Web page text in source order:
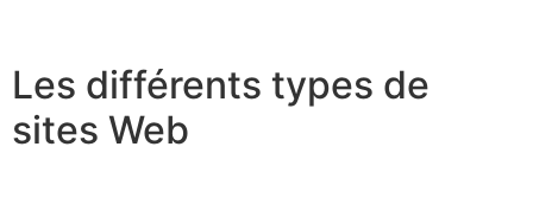
Les différents types de
sites Web